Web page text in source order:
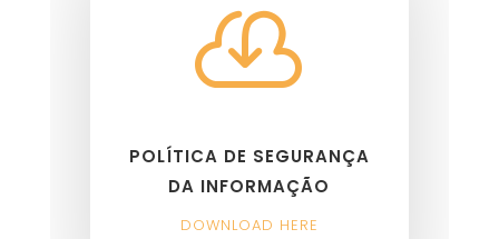

POLÍTICA DE SEGURANÇA
DA INFORMAÇÃO
DOWNLOAD HERE